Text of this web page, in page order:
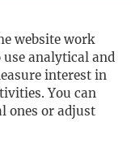
miała bardzo
kanty”.
"Kultury",
Redaktora
część mojego
website work
analytical and
interest in
You can
ones or adjust